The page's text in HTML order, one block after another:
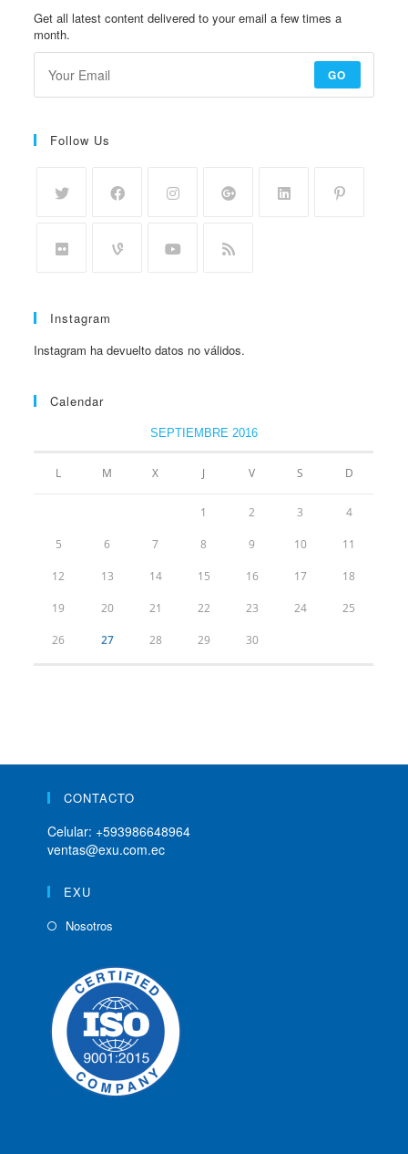
Get all latest content delivered to your email a few times a
month.
GO
Follow Us
Instagram
Instagram ha devuelto datos no válidos.
Calendar
SEPTIEMBRE 2016
L M X J V S D
1 2 3 4
5 6 7 8 9 10 11
12 13 14 15 16 17 18
19 20 21 22 23 24 25
26 27 28 29 30
CONTACTO
Celular: +593986648964
ventas@exu.com.ec
EXU
Nosotros